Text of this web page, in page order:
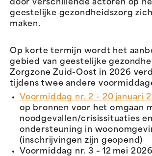
door verschillende actoren op
geestelijke gezondheidszorg
maken.
Op korte termijn wordt het
gebied van geestelijke
Zorgzone Zuid-Oost in 2026
tijdens twee andere
Voormiddag nr. 2 – 20 januari
op bronnen voor het omgaan
noodgevallen/crisissituaties en
ondersteuning in
(inschrijvingen zijn geopend)
Voormiddag nr. 3 – 12 mei